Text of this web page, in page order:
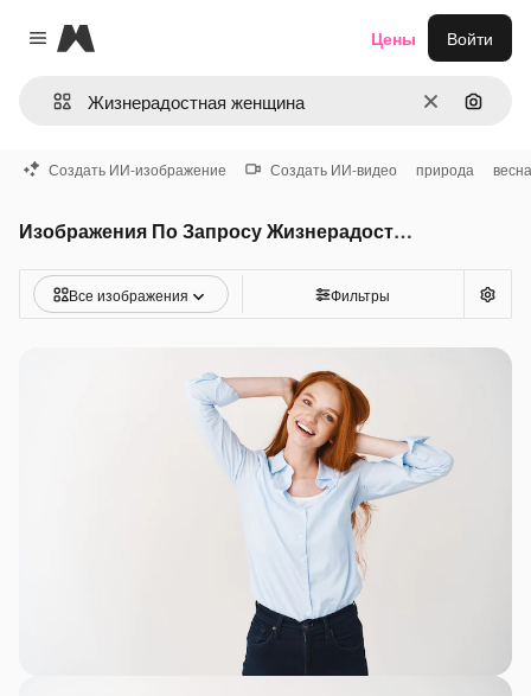
Close menu
Magnific
ОчиститьПоиск
Цены Войти
Создать ИИ-изображение Создать ИИ-видео природа весна
Изображения По Запросу Жизнерадостная женщина
Все изображения Фильтры